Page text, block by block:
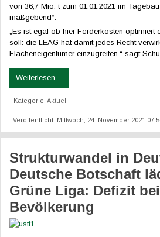
von 36,7 Mio. t zum 01.01.2021 im
maßgebend“.
„Es ist egal ob hier Förderkosten
soll: die LEAG hat damit jedes Recht
Flächeneigentümer einzugreifen.“ sagt
Weiterlesen ...
Kategorie:Aktuell
Veröffentlicht: Mittwoch, 24. November 2021
Strukturwandel in
Deutsche Botschaft
Grüne Liga: Defizit
Bevölkerung